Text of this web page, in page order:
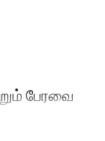
பேரவை